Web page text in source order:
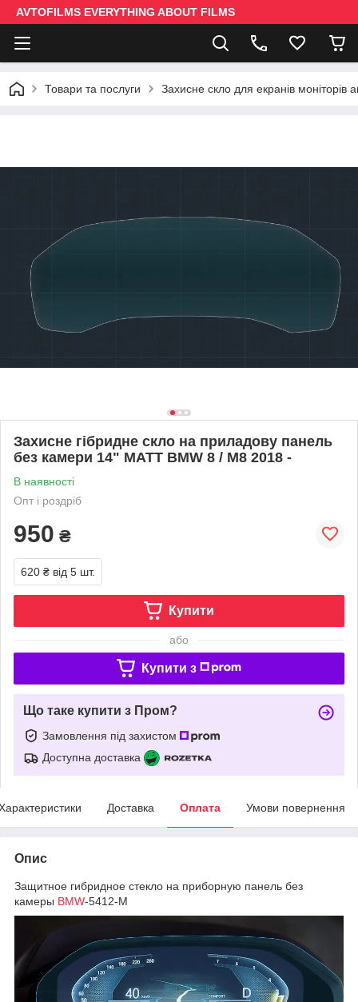
AVTOFILMS EVERYTHING ABOUT FILMS
Товари та послуги Захисне скло для екранів моніторів
Захисне гібридне скло на приладову панель
без камери 14" MATT BMW 8 / M8 2018 -
В наявності
Опт і роздріб
950 ₴
620 ₴ від 5 шт.
Купити
або
Купити з
Що таке купити з Пром?
Замовлення під захистом
Доступна доставка
Доставка Оплата Умови повернення
Опис
Защитное гибридное стекло на приборную панель без
камеры BMW-5412-M